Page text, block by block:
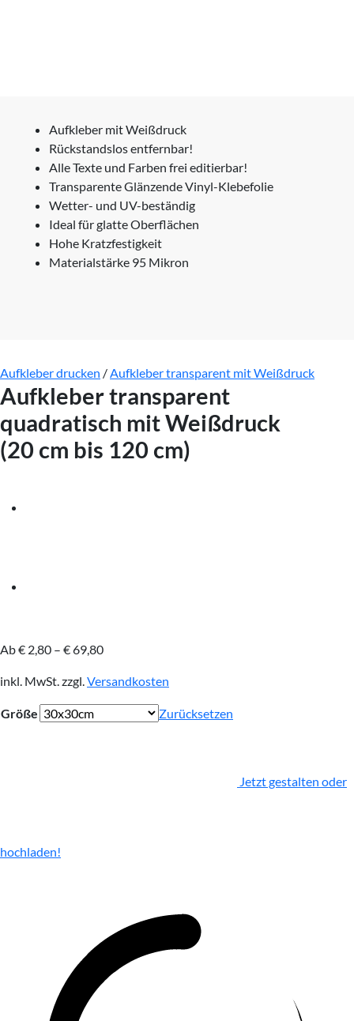
Aufkleber mit Weißdruck
Rückstandslos entfernbar!
Alle Texte und Farben frei editierbar!
Transparente Glänzende Vinyl-Klebefolie
Wetter- und UV-beständig
Ideal für glatte Oberflächen
Hohe Kratzfestigkeit
Materialstärke 95 Mikron
Aufkleber drucken /Aufkleber transparent mit Weißdruck
Aufkleber transparent
quadratisch mit Weißdruck
(20 cm bis 120 cm)
Ab€ 2,80 – €69,80
inkl. MwSt.zzgl.Versandkosten
Größe Zurücksetzen
Jetzt gestalten oder
hochladen!